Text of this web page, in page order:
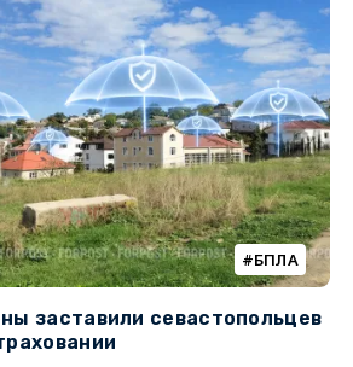
БПЛА
заставили севастопольцев